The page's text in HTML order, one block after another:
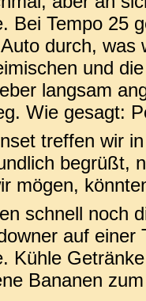
Bei Tempo 25
durch,
und
langsam
Wie gesagt:
treffen wir
begrüßt,
mögen,
schnell noch
auf einer
Kühle
Bananen